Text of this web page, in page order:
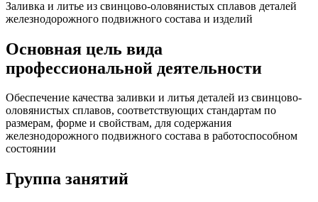
Заливка и литье из свинцово-оловянистых сплавов деталей
железнодорожного подвижного состава и изделий
Основная цель вида
профессиональной деятельности
Обеспечение качества заливки и литья деталей из свинцово-
оловянистых сплавов, соответствующих стандартам по
размерам, форме и свойствам, для содержания
железнодорожного подвижного состава в работоспособном
состоянии
Группа занятий